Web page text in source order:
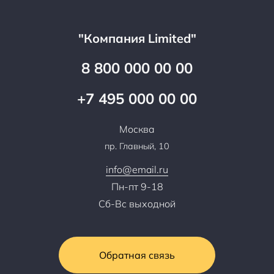
"Компания Limited"
8 800 000 00 00
+7 495 000 00 00
Москва
пр. Главный, 10
info@email.ru
Пн-пт 9-18
Сб-Вс выходной
Обратная связь
Презентации и каталоги
Сотрудничество